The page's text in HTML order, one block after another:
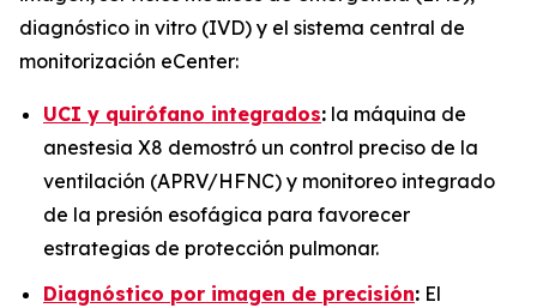
diagnóstico in vitro (IVD) y el sistema central de
monitorización eCenter:
UCI y quirófano integrados: la máquina de
anestesia X8 demostró un control preciso de la
ventilación (APRV/HFNC) y monitoreo integrado
de la presión esofágica para favorecer
estrategias de protección pulmonar.
Diagnóstico por imagen de precisión: El